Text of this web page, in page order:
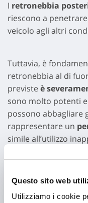
Questo sito web
Utilizziamo i cookie
I retronebbia
riescono a
veicolo agli altri
Tuttavia, è
retronebbia al di
previsteè
sono molto potenti
possono abbagliare
rappresentare un
simile all’utilizzo
sufficiente potrebbe
vanno dai 41 ai 168